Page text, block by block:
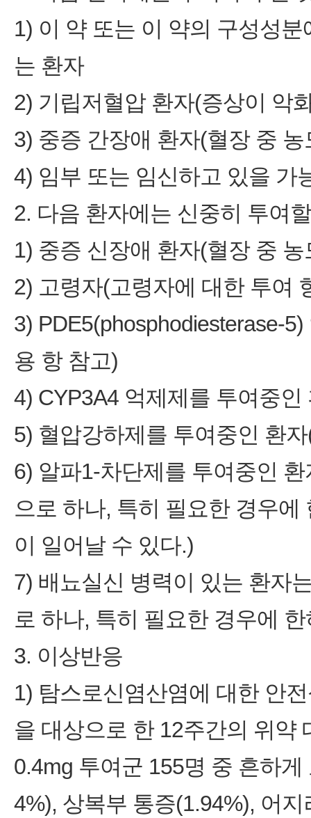
1) 이 약 또는 이 약의 구성성
는 환자
2) 기립저혈압 환자(증상이 악
3) 중증 간장애 환자(혈장 중
4) 임부 또는 임신하고 있을 가
2. 다음 환자에는 신중히 투여
1) 중증 신장애 환자(혈장 중
2) 고령자(고령자에 대한 투여
3) PDE5(phosphodiesterase-
용 항 참고)
4) CYP3A4 억제제를 투여중
5) 혈압강하제를 투여중인 환
6) 알파1-차단제를 투여중인
으로 하나, 특히 필요한 경우
이 일어날 수 있다.)
7) 배뇨실신 병력이 있는 환자
로 하나, 특히 필요한 경우에
3. 이상반응
1) 탐스로신염산염에 대한 안
을 대상으로 한 12주간의 위약
0.4mg 투여군 155명 중 흔하
4%), 상복부 통증(1.94%), 어